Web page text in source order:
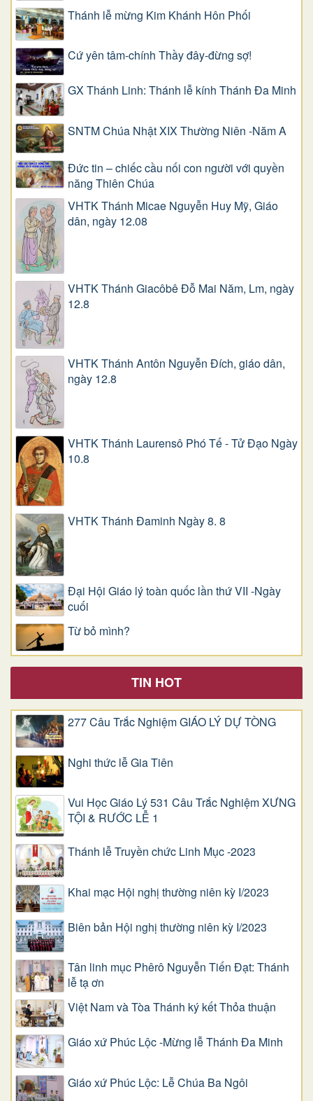
Thánh lễ mừng Kim Khánh Hôn Phối
Cứ yên tâm-chính Thầy đây-đừng sợ!
GX Thánh Linh: Thánh lễ kính Thánh Đa Minh
SNTM Chúa Nhật XIX Thường Niên -Năm A
Đức tin – chiếc cầu nối con người với quyền
năng Thiên Chúa
VHTK Thánh Micae Nguyễn Huy Mỹ, Giáo
dân, ngày 12.08
VHTK Thánh Giacôbê Ðỗ Mai Năm, Lm, ngày
12.8
VHTK Thánh Antôn Nguyễn Ðích, giáo dân,
ngày 12.8
VHTK Thánh Laurensô Phó Tế - Tử Đạo Ngày
10.8
VHTK Thánh Đaminh Ngày 8. 8
Đại Hội Giáo lý toàn quốc lần thứ VII -Ngày
cuối
Từ bỏ mình?
TIN HOT
277 Câu Trắc Nghiệm GIÁO LÝ DỰ TÒNG
Nghi thức lễ Gia Tiên
Vui Học Giáo Lý 531 Câu Trắc Nghiệm XƯNG
TỘI & RƯỚC LỄ 1
Thánh lễ Truyền chức Linh Mục -2023
Khai mạc Hội nghị thường niên kỳ I/2023
Biên bản Hội nghị thường niên kỳ I/2023
Tân linh mục Phêrô Nguyễn Tiến Đạt: Thánh
lễ tạ ơn
Việt Nam và Tòa Thánh ký kết Thỏa thuận
Giáo xứ Phúc Lộc -Mừng lễ Thánh Đa Minh
Giáo xứ Phúc Lộc: Lễ Chúa Ba Ngôi